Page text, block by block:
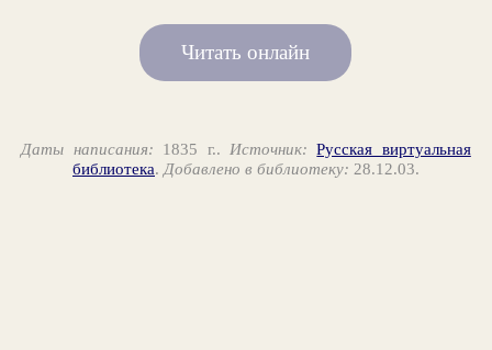
Читать онлайн
Даты написания: 1835 г.. Источник: Русская виртуальная
библиотека. Добавлено в библиотеку: 28.12.03.